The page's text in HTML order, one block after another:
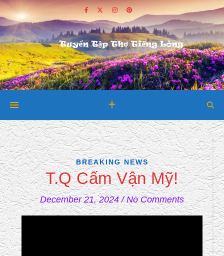
BREAKING NEWS
T.Q Cấm Vận Mỹ!
December 21, 2024 / No Comments